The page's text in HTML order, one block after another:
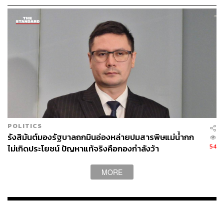
เป็นข้อมูลอันเป็นเท็จ ต่อสาธารณชน ทำให้ได้รับความเสีย
หาย โดยผู้ใช้บัญชีทวิตเตอร์”
รังสิมันต์ชี้ว่า เหตุการณ์ดังกล่าวเกิดขึ้นในวันที่ 12 มกราคม
2567 หรือเพียง 1 วัน ให้หลังจากที่กรมราชทัณฑ์ได้แจ้งข่าว
ว่า นายใหญ่ต้องรับการรักษาตัวต่อเพราะอยู่ในสภาวะ
อันตรายแก่ชีวิต แต่ในวันต่อมานายใหญ่ไถมือถือเจอคนด่า
ในทวิตเตอร์ และอาจไม่ได้ใช้เล่นเท่านั้น แต่อาจใช้ในการสั่ง
การทางการเมืองด้วย
“วิกฤตอย่างไร ไถมือถือเล่นได้ด้วย พ่อของท่านไถมือถืออยู่
ในโรงพยาบาลตำรวจได้อย่างไร ใครเอาไปให้ หรือเปล่า พ่อ
ของท่านนายกรัฐมนตรีระวังอยู่ในโรงพยาบาลตำรวจต้อง
ถือว่าเป็นนักโทษ ต้องอยู่ในการควบคุมของเรือนจำ การมี
อิสระในการเล่นมือถือถือว่าผิดกฎหมายอย่างชัดเจน” รังสิมัน
ม.บูรพา หรือไม่
POLITICS
รังสิมันต์มองรัฐบาลถกมินอ่องหล่ายปมสารพิษแม่น้ำกก
ไม่เกิดประโยชน์ ปัญหาแท้จริงคือกองกำลังว้า
54
MORE